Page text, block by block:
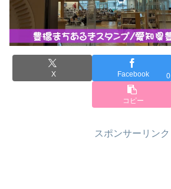
X Facebook 0
コピー
スポンサーリンク